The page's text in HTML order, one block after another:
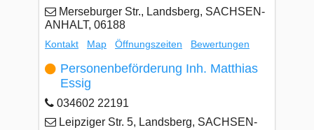
Merseburger Str., Landsberg, SACHSEN-
ANHALT, 06188
Kontakt Map Öffnungszeiten Bewertungen
Personenbeförderung Inh. Matthias
Essig
034602 22191
Leipziger Str. 5, Landsberg, SACHSEN-